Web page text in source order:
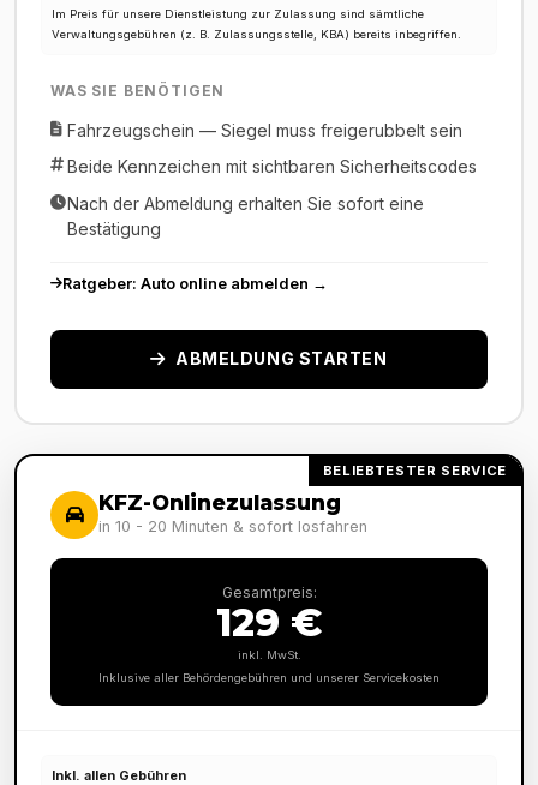
Im Preis für unsere Dienstleistung zur Zulassung sind sämtliche
Verwaltungsgebühren (z. B. Zulassungsstelle, KBA) bereits inbegriffen.
WAS SIE BENÖTIGEN
Fahrzeugschein — Siegel muss freigerubbelt sein
Beide Kennzeichen mit sichtbaren Sicherheitscodes
Nach der Abmeldung erhalten Sie sofort eine
Bestätigung
Ratgeber: Auto online abmelden →
ABMELDUNG STARTEN
BELIEBTESTER SERVICE
KFZ-Onlinezulassung
in 10 - 20 Minuten & sofort losfahren
Gesamtpreis:
129 €
inkl. MwSt.
Inklusive aller Behördengebühren und unserer Servicekosten
Inkl. allen Gebühren